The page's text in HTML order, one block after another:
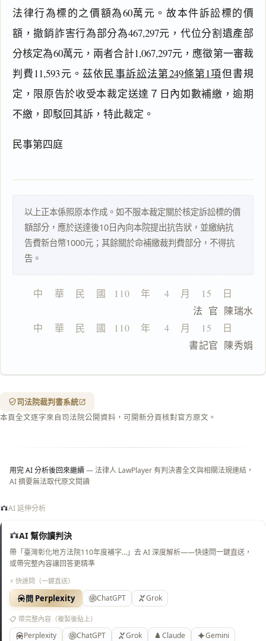
法律行為標的之價額為60萬元。故本件訴訟標的價
額，撤銷詐害行為部分為467,297元，代位分割遺產部
分核定為60萬元，兩者合計1,067,297元，應徵第一審裁
判費11,593元。茲依民事訴訟法第249條第1項但書規
定，限原告於收受本裁定送達７日內如數補繳，逾期
不繳，即駁回其訴，特此裁定。
民事第四庭
以上正本係照原本作成。如不服本裁定關於核定訴訟標的價
額部分，應於送達後10日內向本院提出抗告狀，並繳納抗
告費新台幣1000元；其餘關於命補繳裁判費部分，不得抗
告。
中    華    民    國   110    年     4    月    15    日
                              法  官  陳瑞水
中    華    民    國   110    年     4    月    15    日
                              書記官  陳秀娟
司法院裁判書系統
本頁全文逐字來自司法院公開資料，可開新分頁核對官方原文。
用完 AI 分析後回來繼續— 法律人 LawPlayer 有判決書全文與相關法規連結，
AI 摘要無法取代原文閱讀
AI 延伸分析
AI 幫你讀判決
帶「臺灣彰化地方法院110年度補字…」去 AI 深度解析——快速問一鍵直送，
或帶完整內容讓回答更精準
⚡ 快速問（一鍵直送）
問 Perplexity ChatGPT Grok
📋 帶完整內容（複製後貼上）
Perplexity ChatGPT Grok Claude Gemini
閱讀 研究
鍵
複製給 AI
去換行複製
匯出 PDF
精美列印